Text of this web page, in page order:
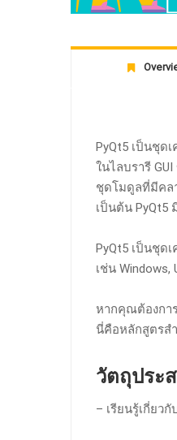
PyQt5 เป็นชุดเ
ในไลบรารี
ชุดโมดูลที่มีคลา
เป็นต้น PyQt5
PyQt5 เป็นชุ
เช่น Windows,
หากคุณต้องการ
นี่คือหลักสูตร
วัตถุประ
– เรียนรู้เกี่ยว